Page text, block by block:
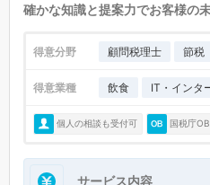
確かな知識と提案力でお客様の
得意分野 顧問税理士 節税
得意業種 飲食 IT・インタ
個人の相談も受付可 国税庁
サービス内容